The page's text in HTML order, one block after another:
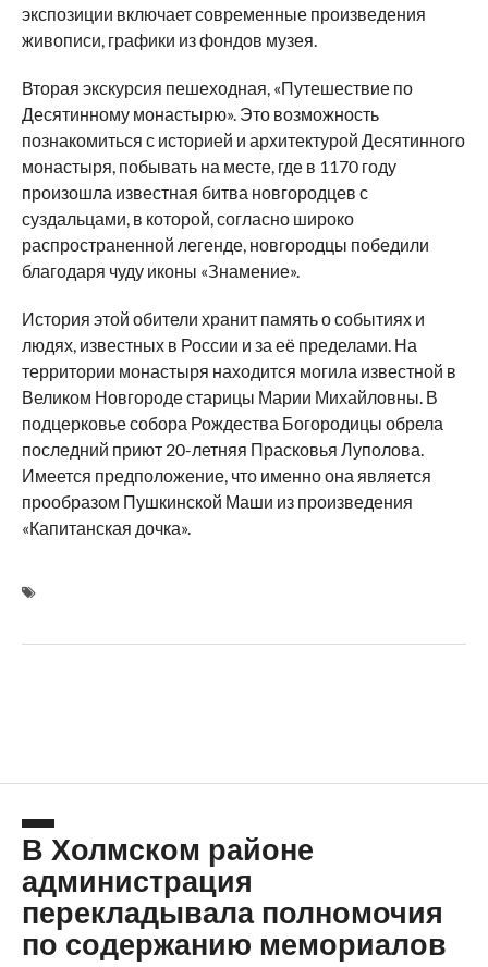
экспозиции включает современные произведения
живописи, графики из фондов музея.
Вторая экскурсия пешеходная, «Путешествие по
Десятинному монастырю». Это возможность
познакомиться с историей и архитектурой Десятинного
монастыря, побывать на месте, где в 1170 году
произошла известная битва новгородцев с
суздальцами, в которой, согласно широко
распространенной легенде, новгородцы победили
благодаря чуду иконы «Знамение».
История этой обители хранит память о событиях и
людях, известных в России и за её пределами. На
территории монастыря находится могила известной в
Великом Новгороде старицы Марии Михайловны. В
подцерковье собора Рождества Богородицы обрела
последний приют 20-летняя Прасковья Луполова.
Имеется предположение, что именно она является
прообразом Пушкинской Маши из произведения
«Капитанская дочка».
В Холмском районе
администрация
перекладывала полномочия
по содержанию мемориалов